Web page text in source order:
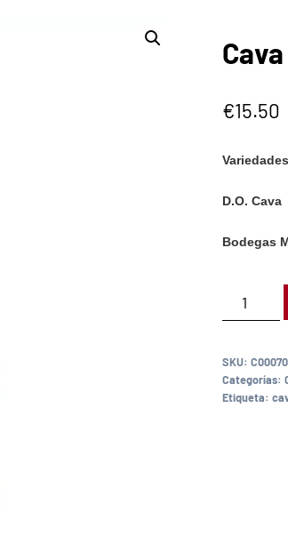
€15.50
D.O. Cava
Bodegas
SKU: C00070
Categorías:
Etiqueta: